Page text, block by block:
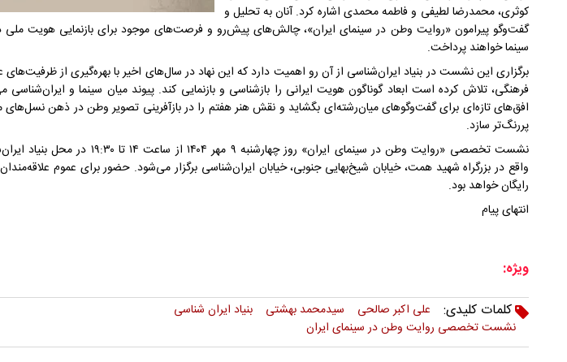
کوثری، محمدرضا لطیفی و فاطمه محمدی اشاره کرد. آنان به تحلیل و
گفت‌وگو پیرامون «روایت وطن در سینمای ایران»، چالش‌های پیش‌رو و فرصت‌های موجود برای بازنمایی هویت ملی
سینما خواهند پرداخت.
برگزاری این نشست در بنیاد ایران‌شناسی از آن رو اهمیت دارد که این نهاد در سال‌های اخیر با بهره‌گیری از
فرهنگی، تلاش کرده است ابعاد گوناگون هویت ایرانی را بازشناسی و بازنمایی کند. پیوند میان سینما و ایران‌شناسی
افق‌های تازه‌ای برای گفت‌وگوهای میان‌رشته‌ای بگشاید و نقش هنر هفتم را در بازآفرینی تصویر وطن در ذهن
پررنگ‌تر سازد.
نشست تخصصی «روایت وطن در سینمای ایران» روز چهارشنبه ۹ مهر ۱۴۰۴ از ساعت ۱۴ تا
واقع در بزرگراه شهید همت، خیابان شیخ‌بهایی جنوبی، خیابان ایران‌شناسی برگزار می‌شود. حضور برای عموم
رایگان خواهد بود.
انتهای پیام
ویژه:
کلمات کلیدی:
علی اکبر صالحی سیدمحمد بهشتی
بنیاد ایران شناسی
نشست تخصصی روایت وطن در سینمای ایران